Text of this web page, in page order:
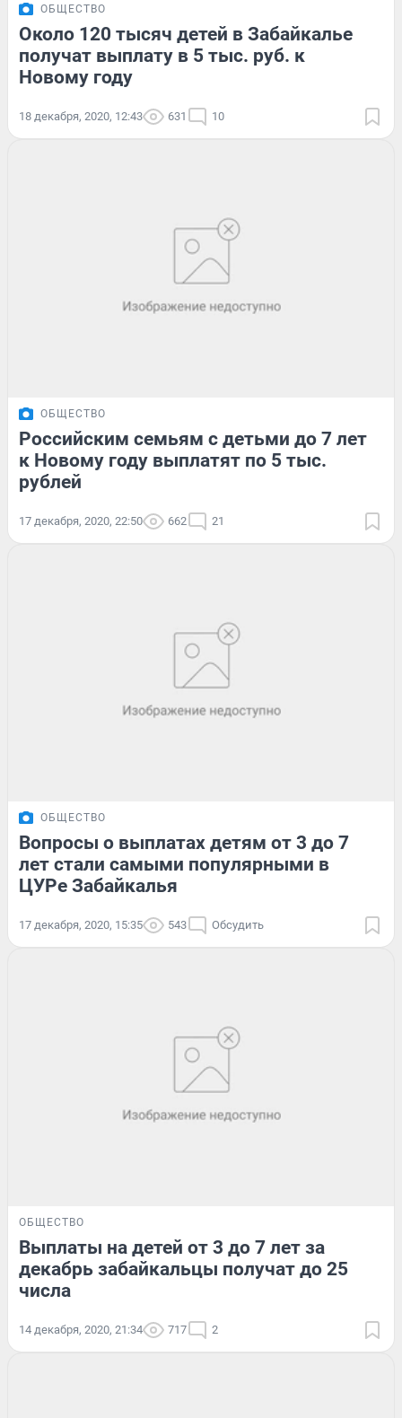
ОБЩЕСТВО
Около 120 тысяч детей в Забайкалье
получат выплату в 5 тыс. руб. к
Новому году
18 декабря, 2020, 12:43 631 10
ОБЩЕСТВО
Российским семьям с детьми до 7 лет
к Новому году выплатят по 5 тыс.
рублей
17 декабря, 2020, 22:50 662 21
ОБЩЕСТВО
Вопросы о выплатах детям от 3 до 7
лет стали самыми популярными в
ЦУРе Забайкалья
17 декабря, 2020, 15:35 543 Обсудить
ОБЩЕСТВО
Выплаты на детей от 3 до 7 лет за
декабрь забайкальцы получат до 25
числа
14 декабря, 2020, 21:34 717 2